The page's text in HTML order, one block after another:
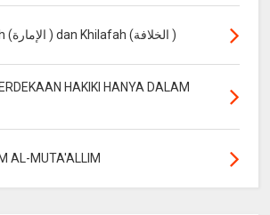
Perbedaan Imarah (الإمارة ) dan Khilafah (الخلافة )
HAKIKI HANYA DALAM
AL-MUTA'ALLIM